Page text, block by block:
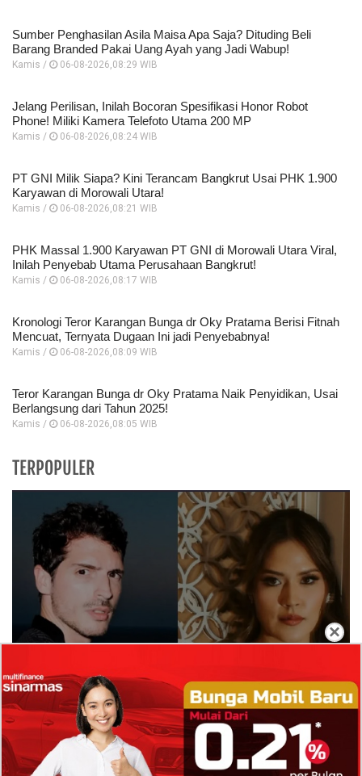
×
Sumber Penghasilan Asila Maisa Apa Saja? Dituding Beli
Barang Branded Pakai Uang Ayah yang Jadi Wabup!
Kamis / 06-08-2026,08:29 WIB
Jelang Perilisan, Inilah Bocoran Spesifikasi Honor Robot
Phone! Miliki Kamera Telefoto Utama 200 MP
Kamis / 06-08-2026,08:24 WIB
PT GNI Milik Siapa? Kini Terancam Bangkrut Usai PHK 1.900
Karyawan di Morowali Utara!
Kamis / 06-08-2026,08:21 WIB
PHK Massal 1.900 Karyawan PT GNI di Morowali Utara Viral,
Inilah Penyebab Utama Perusahaan Bangkrut!
Kamis / 06-08-2026,08:17 WIB
Kronologi Teror Karangan Bunga dr Oky Pratama Berisi Fitnah
Mencuat, Ternyata Dugaan Ini jadi Penyebabnya!
Kamis / 06-08-2026,08:09 WIB
Teror Karangan Bunga dr Oky Pratama Naik Penyidikan, Usai
Berlangsung dari Tahun 2025!
Kamis / 06-08-2026,08:05 WIB
TERPOPULER
Molinie Terkuak, Diduga jadi Isyarat Go
Publik?
Profil Biodata Mathis Molinié, Chef Prancis Pacar
Baru Raisa Andriana yang Kini Resmi Go Publik?